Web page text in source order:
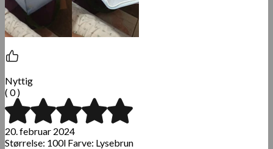
Nyttig
( 0 )
20. februar 2024
Størrelse: 100l Farve: Lysebrun